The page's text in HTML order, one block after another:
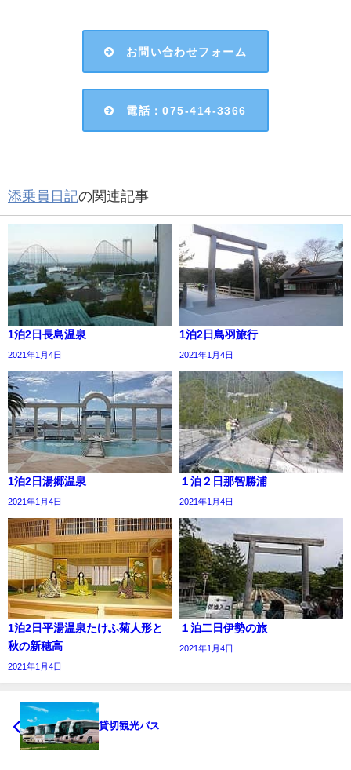
お問い合わせフォーム
電話：075-414-3366
添乗員日記の関連記事
1泊2日長島温泉
2021年1月4日
1泊2日鳥羽旅行
2021年1月4日
1泊2日湯郷温泉
2021年1月4日
１泊２日那智勝浦
2021年1月4日
1泊2日平湯温泉たけふ菊人形と
秋の新穂高
2021年1月4日
１泊二日伊勢の旅
2021年1月4日
貸切観光バス